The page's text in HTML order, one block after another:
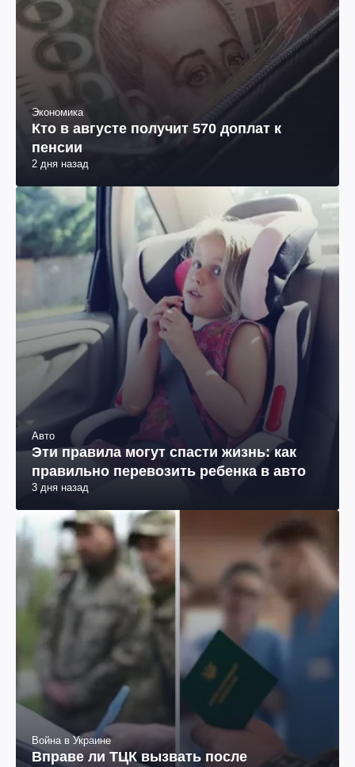
Экономика
Кто в августе получит 570 доплат к
пенсии
2 дня назад
Авто
Эти правила могут спасти жизнь: как
правильно перевозить ребенка в авто
3 дня назад
Война в Украине
Вправе ли ТЦК вызвать после